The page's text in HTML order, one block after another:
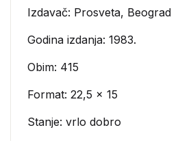
Izdavač: Prosveta, Beograd
Godina izdanja: 1983.
Obim: 415
Format: 22,5 x 15
Stanje: vrlo dobro